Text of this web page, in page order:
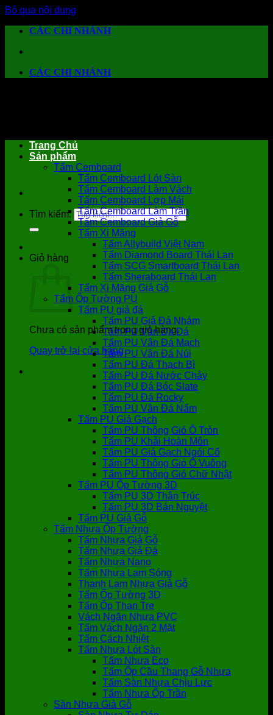
Bỏ qua nội dung
CÁC CHI NHÁNH
CÁC CHI NHÁNH
Tìm kiếm:
Giỏ hàng
Chưa có sản phẩm trong giỏ hàng.
Quay trở lại cửa hàng
Trang Chủ
Sản phẩm
Tấm Cemboard
Tấm Cemboard Lót Sàn
Tấm Cemboard Làm Vách
Tấm Cemboard Lợp Mái
Tấm Cemboard Làm Trần
Tấm Cemboard Giả Gỗ
Tấm Xi Măng
Tấm Allybuild Việt Nam
Tấm Diamond Board Thái Lan
Tấm SCG Smartboard Thái Lan
Tấm Sheraboard Thái Lan
Tấm Xi Măng Giả Gỗ
Tấm Ốp Tường PU
Tấm PU giả đá
Tấm PU Giả Đá Nhám
Tấm PU Vân Da Đá
Tấm PU Vân Đá Mạch
Tấm PU Vân Đá Núi
Tấm PU Đá Thạch Bì
Tấm PU Đá Nước Chảy
Tấm PU Đá Bóc Slate
Tấm PU Đá Rocky
Tấm PU Vân Đá Nấm
Tấm PU Giả Gạch
Tấm PU Thông Gió Ô Tròn
Tấm PU Khải Hoàn Môn
Tấm PU Giả Gạch Ngói Cổ
Tấm PU Thông Gió Ô Vuông
Tấm PU Thông Gió Chữ Nhật
Tấm PU Ốp Tường 3D
Tấm PU 3D Thân Trúc
Tấm PU 3D Bán Nguyệt
Tấm PU Giả Gỗ
Tấm Nhựa Ốp Tường
Tấm Nhựa Giả Gỗ
Tấm Nhựa Giả Đá
Tấm Nhựa Nano
Tấm Nhựa Lam Sóng
Thanh Lam Nhựa Giả Gỗ
Tấm Ốp Tường 3D
Tấm Ốp Than Tre
Vách Ngăn Nhựa PVC
Tấm Vách Ngăn 2 Mặt
Tấm Cách Nhiệt
Tấm Nhựa Lót Sàn
Tấm Nhựa Eco
Tấm Ốp Cầu Thang Gỗ Nhựa
Tấm Sàn Nhựa Chịu Lực
Tấm Nhựa Ốp Trần
Sàn Nhựa Giả Gỗ